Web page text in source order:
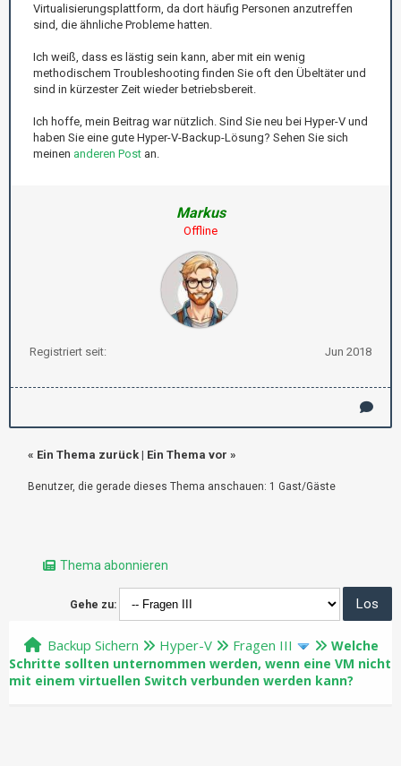
Virtualisierungsplattform, da dort häufig Personen anzutreffen
sind, die ähnliche Probleme hatten.
Ich weiß, dass es lästig sein kann, aber mit ein wenig
methodischem Troubleshooting finden Sie oft den Übeltäter und
sind in kürzester Zeit wieder betriebsbereit.
Ich hoffe, mein Beitrag war nützlich. Sind Sie neu bei Hyper-V und
haben Sie eine gute Hyper-V-Backup-Lösung? Sehen Sie sich
meinen anderen Post an.
Markus
Offline
Registriert seit: Jun 2018
« Ein Thema zurück | Ein Thema vor »
Benutzer, die gerade dieses Thema anschauen: 1 Gast/Gäste
Thema abonnieren
Gehe zu:
Backup Sichern Hyper-V Fragen III
Welche
Schritte sollten unternommen werden, wenn eine VM nicht
mit einem virtuellen Switch verbunden werden kann?